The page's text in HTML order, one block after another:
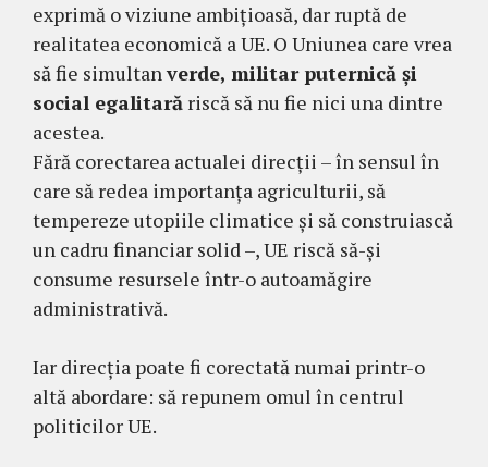
exprimă o viziune ambițioasă, dar ruptă de
realitatea economică a UE. O Uniunea care vrea
să fie simultanverde, militar puternică și
social egalitară riscă să nu fie nici una dintre
acestea.
Fără corectarea actualei direcții – în sensul în
care să redea importanța agriculturii, să
tempereze utopiile climatice și să construiască
un cadru financiar solid –, UE riscă să-și
consume resursele într-o autoamăgire
administrativă.
Iar direcția poate fi corectată numai printr-o
altă abordare: să repunem omul în centrul
politicilor UE.